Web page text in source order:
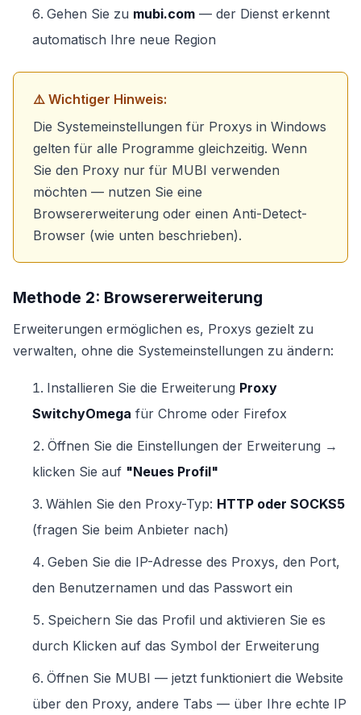
Gehen Sie zu mubi.com — der Dienst erkennt
automatisch Ihre neue Region
⚠️ Wichtiger Hinweis:
Die Systemeinstellungen für Proxys in Windows
gelten für alle Programme gleichzeitig. Wenn
Sie den Proxy nur für MUBI verwenden
möchten — nutzen Sie eine
Browsererweiterung oder einen Anti-Detect-
Browser (wie unten beschrieben).
Methode 2: Browsererweiterung
Erweiterungen ermöglichen es, Proxys gezielt zu
verwalten, ohne die Systemeinstellungen zu ändern:
Installieren Sie die Erweiterung Proxy
SwitchyOmega für Chrome oder Firefox
Öffnen Sie die Einstellungen der Erweiterung →
klicken Sie auf "Neues Profil"
Wählen Sie den Proxy-Typ: HTTP oder SOCKS5
(fragen Sie beim Anbieter nach)
Geben Sie die IP-Adresse des Proxys, den Port,
den Benutzernamen und das Passwort ein
Speichern Sie das Profil und aktivieren Sie es
durch Klicken auf das Symbol der Erweiterung
Öffnen Sie MUBI — jetzt funktioniert die Website
über den Proxy, andere Tabs — über Ihre echte IP